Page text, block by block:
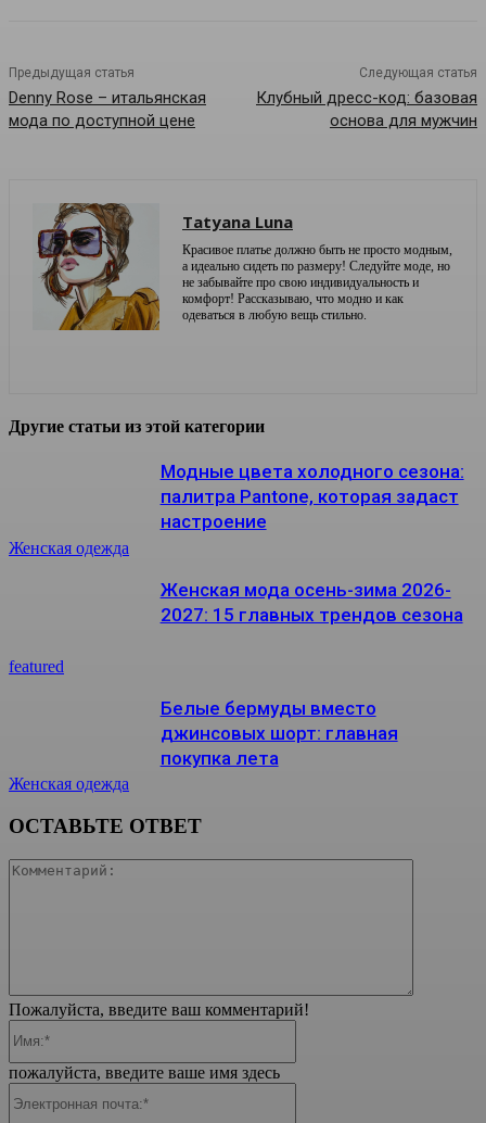
Предыдущая статья
Denny Rose – итальянская
мода по доступной цене
Следующая статья
Клубный дресс-код: базовая
основа для мужчин
Tatyana Luna
Красивое платье должно быть не просто модным,
а идеально сидеть по размеру! Следуйте моде, но
не забывайте про свою индивидуальность и
комфорт! Рассказываю, что модно и как
одеваться в любую вещь стильно.
Другие статьи из этой категории
Женская одежда
Модные цвета холодного сезона:
палитра Pantone, которая задаст
настроение
featured
Женская мода осень-зима 2026-
2027: 15 главных трендов сезона
Женская одежда
Белые бермуды вместо
джинсовых шорт: главная
покупка лета
ОСТАВЬТЕ ОТВЕТ
Пожалуйста, введите ваш комментарий!
пожалуйста, введите ваше имя здесь